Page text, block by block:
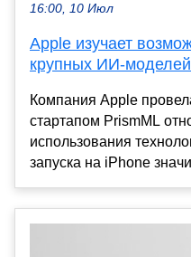
16:00, 10 Июл
Apple изучает
крупных ИИ-
Компания Apple
стартапом PrismML
использования
запуска на iPhone